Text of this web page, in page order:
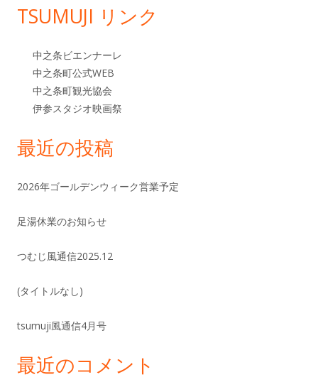
TSUMUJI リンク
中之条ビエンナーレ
中之条町公式WEB
中之条町観光協会
伊参スタジオ映画祭
最近の投稿
2026年ゴールデンウィーク営業予定
足湯休業のお知らせ
つむじ風通信2025.12
(タイトルなし)
tsumuji風通信4月号
最近のコメント